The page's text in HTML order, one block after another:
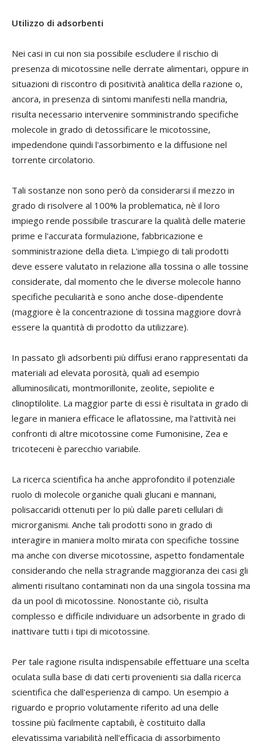
Utilizzo di adsorbenti
Nei casi in cui non sia possibile escludere il rischio di
presenza di micotossine nelle derrate alimentari, oppure in
situazioni di riscontro di positività analitica della razione o,
ancora, in presenza di sintomi manifesti nella mandria,
risulta necessario intervenire somministrando specifiche
molecole in grado di detossificare le micotossine,
impedendone quindi l'assorbimento e la diffusione nel
torrente circolatorio.
Tali sostanze non sono però da considerarsi il mezzo in
grado di risolvere al 100% la problematica, nè il loro
impiego rende possibile trascurare la qualità delle materie
prime e l'accurata formulazione, fabbricazione e
somministrazione della dieta. L'impiego di tali prodotti
deve essere valutato in relazione alla tossina o alle tossine
considerate, dal momento che le diverse molecole hanno
specifiche peculiarità e sono anche dose-dipendente
(maggiore è la concentrazione di tossina maggiore dovrà
essere la quantità di prodotto da utilizzare).
In passato gli adsorbenti più diffusi erano rappresentati da
materiali ad elevata porosità, quali ad esempio
alluminosilicati, montmorillonite, zeolite, sepiolite e
clinoptilolite. La maggior parte di essi è risultata in grado di
legare in maniera efficace le aflatossine, ma l'attività nei
confronti di altre micotossine come Fumonisine, Zea e
tricoteceni è parecchio variabile.
La ricerca scientifica ha anche approfondito il potenziale
ruolo di molecole organiche quali glucani e mannani,
polisaccaridi ottenuti per lo più dalle pareti cellulari di
microrganismi. Anche tali prodotti sono in grado di
interagire in maniera molto mirata con specifiche tossine
ma anche con diverse micotossine, aspetto fondamentale
considerando che nella stragrande maggioranza dei casi gli
alimenti risultano contaminati non da una singola tossina ma
da un pool di micotossine. Nonostante ciò, risulta
complesso e difficile individuare un adsorbente in grado di
inattivare tutti i tipi di micotossine.
Per tale ragione risulta indispensabile effettuare una scelta
oculata sulla base di dati certi provenienti sia dalla ricerca
scientifica che dall'esperienza di campo. Un esempio a
riguardo e proprio volutamente riferito ad una delle
tossine più facilmente captabili, è costituito dalla
elevatissima variabilità nell'efficacia di assorbimento